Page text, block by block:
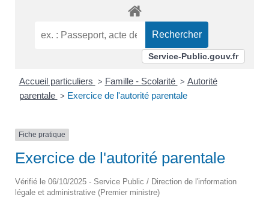
Service-Public.gouv.fr
Accueil particuliers > Famille - Scolarité > Autorité
parentale > Exercice de l'autorité parentale
Fiche pratique
Exercice de l'autorité parentale
Vérifié le 06/10/2025 - Service Public / Direction de l'information
légale et administrative (Premier ministre)